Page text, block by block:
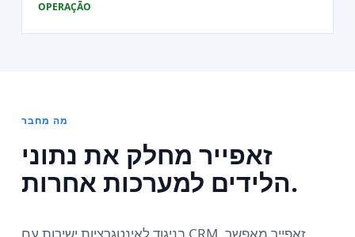
OPERAÇÃO
מה מחבר
זאפייר מחלק את נתוני
הלידים למערכות אחרות.